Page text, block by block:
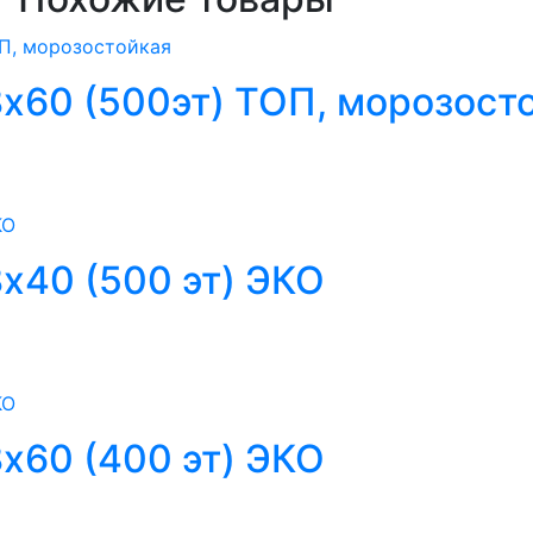
(500эт) ТОП,
(500 эт) ЭКО
(400 эт) ЭКО